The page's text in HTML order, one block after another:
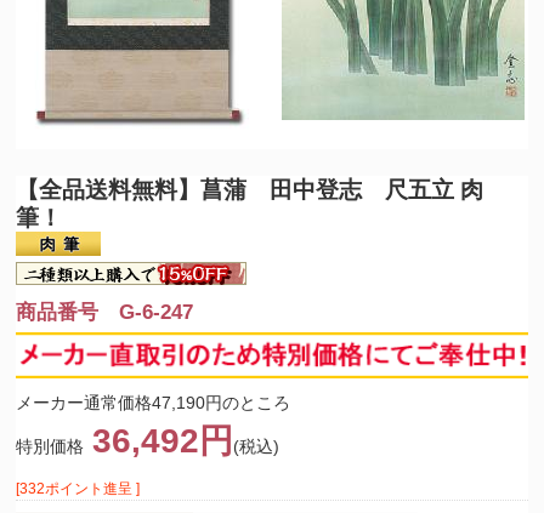
【全品送料無料】菖蒲 田中登志 尺五立 肉
筆！
商品番号 G-6-247
メーカー通常価格47,190円のところ
特別価格 36,492円 (税込)
[332ポイント進呈 ]